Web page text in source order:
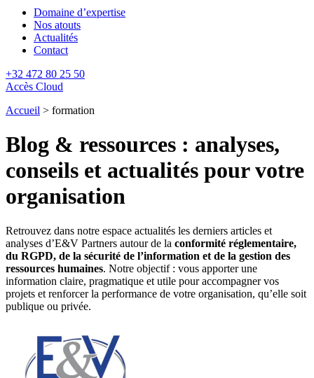
Domaine d’expertise
Nos atouts
Actualités
Contact
+32 472 80 25 50
Accès Cloud
Accueil > formation
Blog & ressources : analyses,
conseils et actualités pour votre
organisation
Retrouvez dans notre espace actualités les derniers articles et
analyses d’E&V Partners autour de la conformité réglementaire,
du RGPD, de la sécurité de l’information et de la gestion des
ressources humaines. Notre objectif : vous apporter une
information claire, pragmatique et utile pour accompagner vos
projets et renforcer la performance de votre organisation, qu’elle soit
publique ou privée.